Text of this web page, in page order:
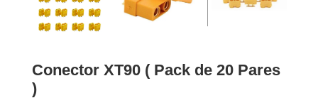
Conector XT90 ( Pack de 20 Pares
)